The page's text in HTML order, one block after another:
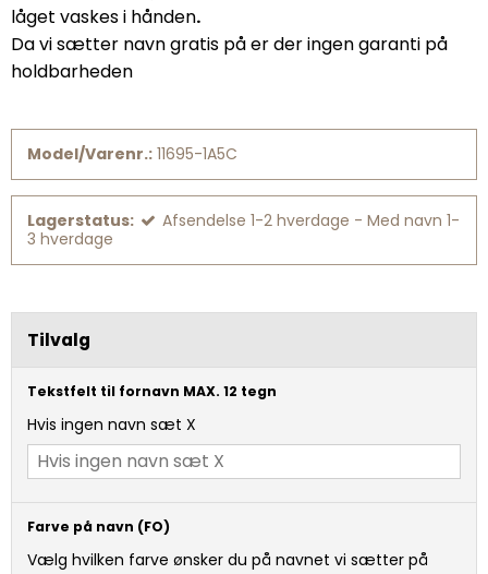
låget vaskes i hånden.
Da vi sætter navn gratis på er der ingen garanti på
holdbarheden
Model/Varenr.: 11695-1A5C
Lagerstatus:
Afsendelse 1-2 hverdage - Med navn 1-
3 hverdage
Tilvalg
Tekstfelt til fornavn MAX. 12 tegn
Hvis ingen navn sæt X
Farve på navn (FO)
Vælg hvilken farve ønsker du på navnet vi sætter på